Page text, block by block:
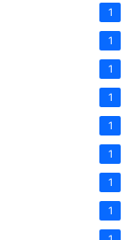
1
1
1
1
1
1
1
1